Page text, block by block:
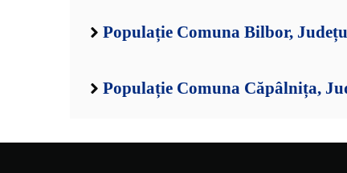
Populație Comuna Bilbor,
Populație Comuna Căpâlnița,